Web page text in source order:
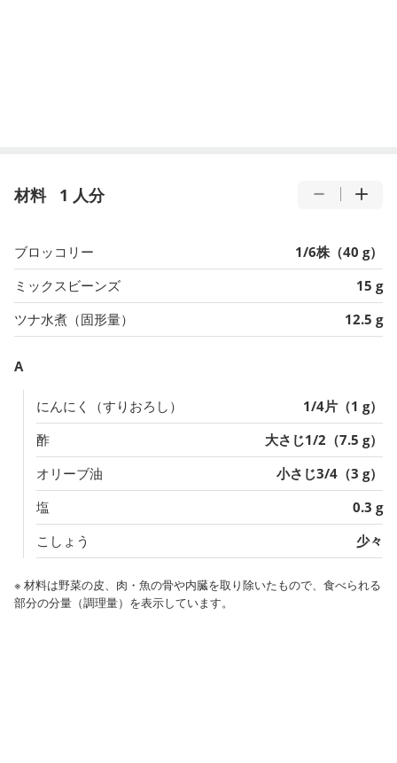
材料 1 人分
ブロッコリー
1/6株（40 g）
ミックスビーンズ
15 g
ツナ水煮（固形量）
12.5 g
A
にんにく（すりおろし）
1/4片（1 g）
酢
大さじ1/2（7.5 g）
オリーブ油
小さじ3/4（3 g）
塩
0.3 g
こしょう
少々
※ 材料は野菜の皮、肉・魚の骨や内臓を取り除いたもので、食べられる
部分の分量（調理量）を表示しています。